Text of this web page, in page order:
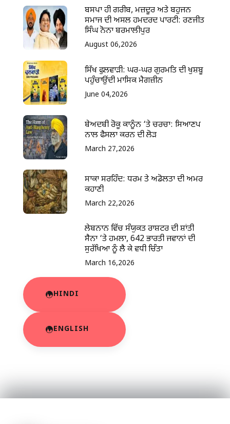
ਬਸਪਾ ਹੀ ਗਰੀਬ, ਮਜ਼ਦੂਰ ਅਤੇ ਬਹੁਜਨ
ਸਮਾਜ ਦੀ ਅਸਲ ਹਮਦਰਦ ਪਾਰਟੀ: ਰਣਜੀਤ
ਸਿੰਘ ਨੋਨਾ ਬਰਮਾਲੀਪੁਰ
August 06,2026
ਸਿੱਖ ਫੁਲਵਾੜੀ: ਘਰ-ਘਰ ਗੁਰਮਤਿ ਦੀ ਖੁਸ਼ਬੂ
ਪਹੁੰਚਾਉਂਦੀ ਮਾਸਿਕ ਮੈਗਜ਼ੀਨ
June 04,2026
ਬੇਅਦਬੀ ਰੋਕੂ ਕਾਨੂੰਨ ‘ਤੇ ਚਰਚਾ: ਸਿਆਣਪ
ਨਾਲ ਫੈਸਲਾ ਕਰਨ ਦੀ ਲੋੜ
March 27,2026
ਸਾਕਾ ਸਰਹਿੰਦ: ਧਰਮ ਤੇ ਅਡੋਲਤਾ ਦੀ ਅਮਰ
ਕਹਾਣੀ
March 22,2026
ਲੇਬਨਾਨ ਵਿੱਚ ਸੰਯੁਕਤ ਰਾਸ਼ਟਰ ਦੀ ਸ਼ਾਂਤੀ
ਸੈਨਾ ‘ਤੇ ਹਮਲਾ, 642 ਭਾਰਤੀ ਜਵਾਨਾਂ ਦੀ
ਸੁਰੱਖਿਆ ਨੂੰ ਲੈ ਕੇ ਵਧੀ ਚਿੰਤਾ
March 16,2026
HINDI
ENGLISH